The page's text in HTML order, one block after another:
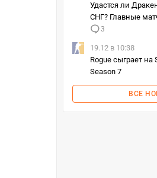
Удастся ли
СНГ? Главные
3
19.12 в 10:38
Rogue сыграет на
Season 7
ВСЕ